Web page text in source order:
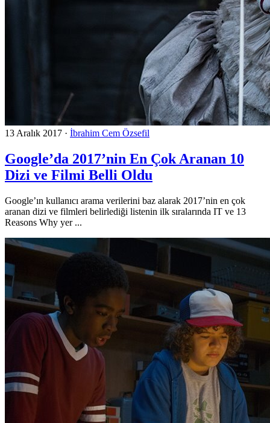
13 Aralık 2017 · İbrahim Cem Özsefil
Google’da 2017’nin En Çok Aranan 10
Dizi ve Filmi Belli Oldu
Google’ın kullanıcı arama verilerini baz alarak 2017’nin en çok
aranan dizi ve filmleri belirlediği listenin ilk sıralarında IT ve 13
Reasons Why yer ...